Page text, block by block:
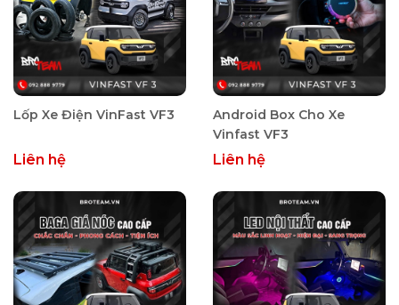
Lốp Xe Điện VinFast VF3
Liên hệ
Android Box Cho Xe
Vinfast VF3
Liên hệ